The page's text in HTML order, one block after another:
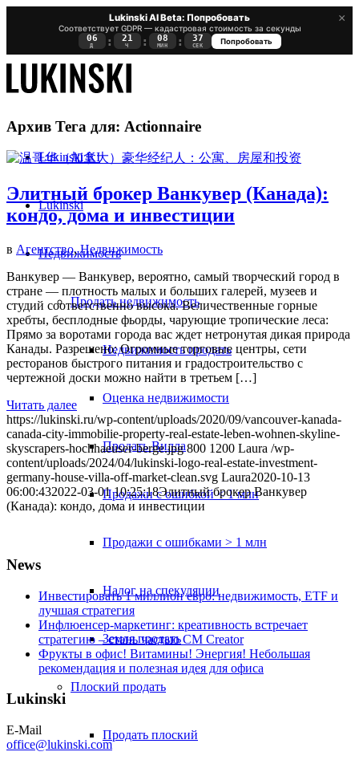
×
Lukinski AI Beta: Попробовать
Соответствует GDPR — кадастровая стоимость за секунды
06
Д : 21
Ч : 08
МИН : 36
СЕК
Попробовать
Lukinski KI
Lukinski
Недвижимость
Продать недвижимость
Недвижимость продать
Оценка недвижимости
Продать Вилла
Продажи с ошибкой < 1 млн
Продажи с ошибками > 1 млн
Налог на спекуляции
Земля продать
Плоский продать
Продать плоский
Архив Тега для: Actionnaire
Элитный брокер Ванкувер (Канада):
кондо, дома и инвестиции
в Агентство,Недвижимость
Ванкувер — Ванкувер, вероятно, самый творческий город в
стране — плотность малых и больших галерей, музеев и
студий соответственно высока. Величественные горные
хребты, бесплодные фьорды, чарующие тропические леса:
Прямо за воротами города вас ждет нетронутая дикая природа
Канады. Разрешено: Огромные торговые центры, сети
ресторанов быстрого питания и градостроительство с
чертежной доски можно найти в третьем […]
Читать далее
https://lukinski.ru/wp-content/uploads/2020/09/vancouver-kanada-
canada-city-immobilie-property-real-estate-leben-wohnen-skyline-
skyscrapers-hochhaeuser-berge.jpg 800 1200 Laura /wp-
content/uploads/2024/04/lukinski-logo-real-estate-investment-
germany-house-villa-off-market-clean.svg Laura2020-10-13
06:00:432022-03-01 10:25:18Элитный брокер Ванкувер
(Канада): кондо, дома и инвестиции
News
Инвестировать 1 миллион евро: недвижимость, ETF и
лучшая стратегия
Инфлюенсер-маркетинг: креативность встречает
стратегию – стань частью CM Creator
Фрукты в офис! Витамины! Энергия! Небольшая
рекомендация и полезная идея для офиса
Lukinski
E-Mail
office@lukinski.com